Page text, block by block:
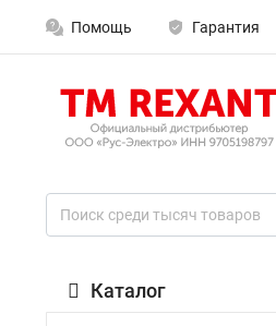
Помощь Гарантия
Каталог